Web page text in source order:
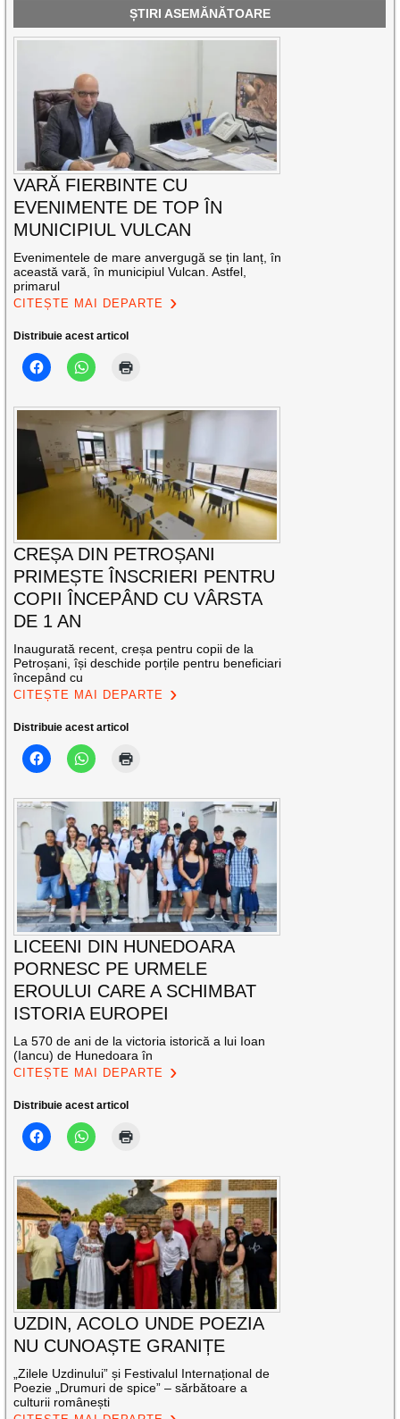
ȘTIRI ASEMĂNĂTOARE
VARĂ FIERBINTE CU
EVENIMENTE DE TOP ÎN
MUNICIPIUL VULCAN
Evenimentele de mare anvergugă se țin lanț, în
această vară, în municipiul Vulcan. Astfel,
primarul
CITEȘTE MAI DEPARTE
Distribuie acest articol
CREȘA DIN PETROȘANI
PRIMEȘTE ÎNSCRIERI PENTRU
COPII ÎNCEPÂND CU VÂRSTA
DE 1 AN
Inaugurată recent, creșa pentru copii de la
Petroșani, își deschide porțile pentru beneficiari
începând cu
CITEȘTE MAI DEPARTE
Distribuie acest articol
LICEENI DIN HUNEDOARA
PORNESC PE URMELE
EROULUI CARE A SCHIMBAT
ISTORIA EUROPEI
La 570 de ani de la victoria istorică a lui Ioan
(Iancu) de Hunedoara în
CITEȘTE MAI DEPARTE
Distribuie acest articol
UZDIN, ACOLO UNDE POEZIA
NU CUNOAȘTE GRANIȚE
„Zilele Uzdinului” și Festivalul Internațional de
Poezie „Drumuri de spice” – sărbătoare a
culturii românești